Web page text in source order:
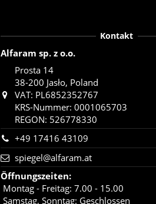
Kontakt
Alfaram sp. z o.o.
Prosta 14
38-200 Jasło, Poland
VAT: PL6852352767
KRS-Nummer: 0001065703
REGON: 526778330
+49 17416 43109
spiegel@alfaram.at
Öffnungszeiten:
Montag - Freitag: 7.00 - 15.00
Samstag, Sonntag: Geschlossen